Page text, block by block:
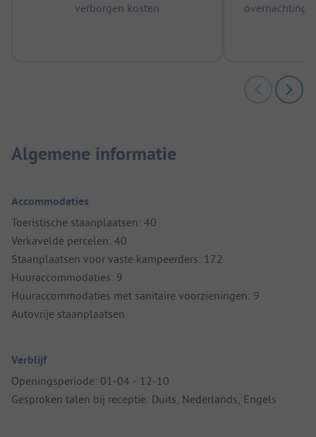
verborgen kosten
Algemene informatie
Accommodaties
Toeristische staanplaatsen: 40
Verkavelde percelen: 40
Staanplaatsen voor vaste kampeerders: 172
Huuraccommodaties: 9
Huuraccommodaties met sanitaire voorzieningen: 9
Autovrije staanplaatsen
Verblijf
Openingsperiode: 01-04 - 12-10
Gesproken talen bij receptie: Duits, Nederlands, Engels